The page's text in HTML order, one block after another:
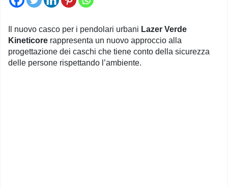
CONTATTI
POLICY
Il nuovo casco per i pendolari urbani Lazer Verde
Kineticore rappresenta un nuovo approccio alla
progettazione dei caschi che tiene conto della sicurezza
delle persone rispettando l’ambiente.